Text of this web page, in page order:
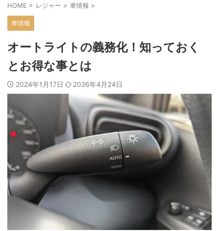
HOME > レジャー > 車情報 >
車情報
オートライトの義務化！知っておく
とお得な事とは
2024年1月17日 2026年4月24日